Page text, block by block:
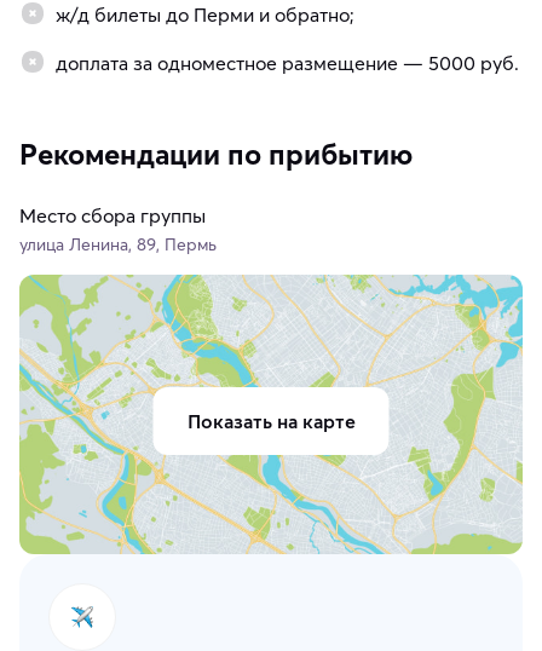
ж/д билеты до Перми и обратно;
доплата за одноместное размещение — 5000 руб.
Рекомендации по прибытию
Место сбора группы
улица Ленина, 89, Пермь
Показать на карте